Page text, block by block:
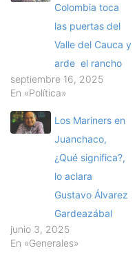
Colombia toca
las puertas del
Valle del Cauca y
arde el rancho
septiembre 16, 2025
En «Política»
Los Mariners en
Juanchaco,
¿Qué significa?,
lo aclara
Gustavo Álvarez
Gardeazábal
junio 3, 2025
En «Generales»